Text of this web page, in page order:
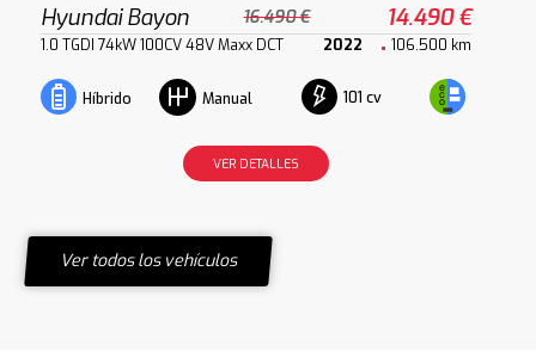
Hyundai Bayon 16.490 € 14.490 €
1.0 TGDI 74kW 100CV 48V Maxx DCT 2022 106.500 km
Híbrido Manual 101 cv
VER DETALLES
Ver todos los vehículos